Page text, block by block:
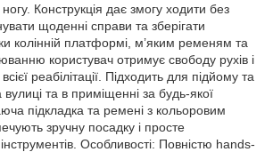
Конструкція дає змогу ходити без
щоденні справи та зберігати
колінній платформі, м’яким ременям та
користувач отримує свободу рухів і
реабілітації. Підходить для підйому та
та в приміщенні за будь-якої
підкладка та ремені з кольоровим
зручну посадку і просте
Особливості: Повністю hands-